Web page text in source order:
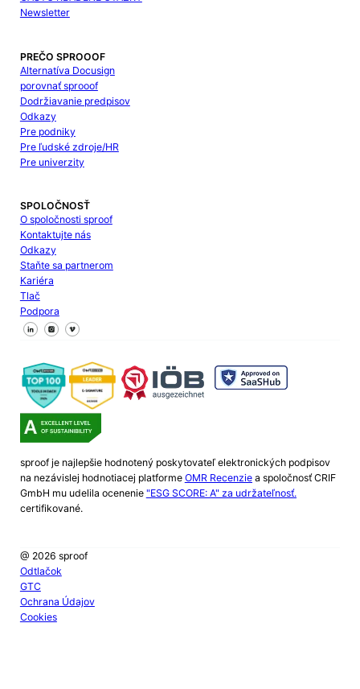
Newsletter
PREČO SPROOOF
Alternatíva Docusign
porovnať sprooof
Dodržiavanie predpisov
Odkazy
Pre podniky
Pre ľudské zdroje/HR
Pre univerzity
SPOLOČNOSŤ
O spoločnosti sproof
Kontaktujte nás
Odkazy
Staňte sa partnerom
Kariéra
Tlač
Podpora
Sledujte nás na Facebooku
Sledujte nás na X
Sledujte nás na LinkedIn
sproof je najlepšie hodnotený poskytovateľ elektronických podpisov
na nezávislej hodnotiacej platforme OMR Recenziea spoločnosť CRIF
GmbH mu udelila ocenenie "ESG SCORE: A" za udržateľnosť.
certifikované.
@ 2026 sproof
Odtlačok
GTC
Ochrana Údajov
Cookies